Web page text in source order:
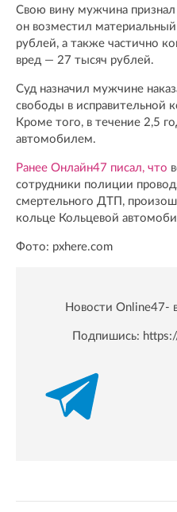
Свою вину мужчина признал
он возместил
рублей, а также частично
вред — 27 тысяч рублей.
Суд назначил мужчине
свободы в исправительной
Кроме того, в течение 2,5
автомобилем.
Ранее Онлайн47 писал, что
сотрудники полиции
смертельного ДТП,
кольце Кольцевой
Фото: pxhere.com
Новости Online47-
Подпишись: